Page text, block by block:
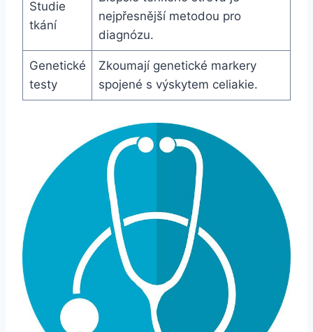
Studie
tkání
nejpřesnější metodou pro
diagnózu.
Genetické
testy
Zkoumají genetické markery
spojené s výskytem celiakie.